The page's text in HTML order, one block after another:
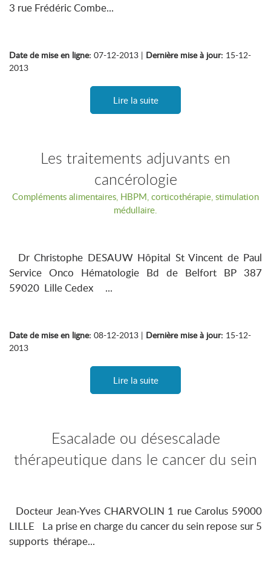
3 rue Frédéric Combe...
Date de mise en ligne: 07-12-2013 | Dernière mise à jour: 15-12-
2013
Lire la suite
Les traitements adjuvants en
cancérologie
Compléments alimentaires, HBPM, corticothérapie, stimulation
médullaire.
Dr Christophe DESAUW Hôpital St Vincent de Paul
Service Onco Hématologie Bd de Belfort BP 387
59020 Lille Cedex ...
Date de mise en ligne: 08-12-2013 | Dernière mise à jour: 15-12-
2013
Lire la suite
Esacalade ou désescalade
thérapeutique dans le cancer du sein
Docteur Jean-Yves CHARVOLIN 1 rue Carolus 59000
LILLE La prise en charge du cancer du sein repose sur 5
supports thérape...